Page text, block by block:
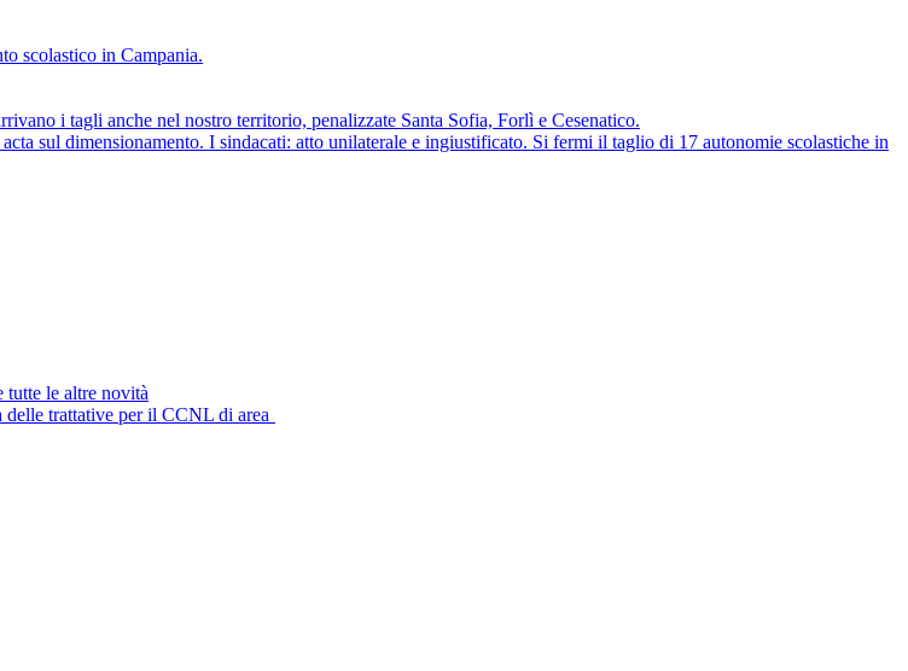
scolastico in Campania.
i tagli anche nel nostro territorio, penalizzate Santa Sofia, Forlì e Cesenatico.
sul dimensionamento. I sindacati: atto unilaterale e ingiustificato. Si fermi il taglio di 17 autonomie scolastiche in
le altre novità
delle trattative per il CCNL di area